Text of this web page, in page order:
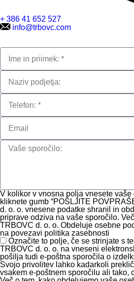
+ 386 41 652 527
info@trbovc.com
V kolikor v vnosna polja vnesete vaše
kliknete gumb “POŠLJITE
d. o. o. vnesene podatke shranil in
priprave odziva na vaše sporočilo.
TRBOVC d. o. o. Obdeluje osebne
na povezavi politika zasebnosti
Označite to polje, če se strinjate s
TRBOVC d. o. o. na vneseni
pošilja tudi e-poštna sporočila o
Svojo privolitev lahko kadarkoli
vsakem e-poštnem sporočilu ali tako,